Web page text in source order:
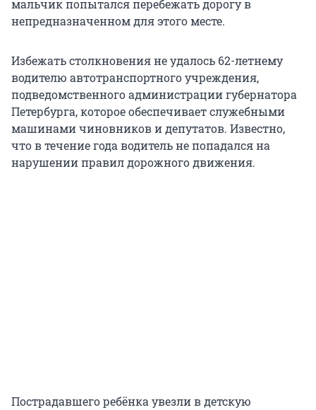
мальчик попытался перебежать дорогу в
непредназначенном для этого месте.
Избежать столкновения не удалось 62-летнему
водителю автотранспортного учреждения,
подведомственного администрации губернатора
Петербурга, которое обеспечивает служебными
машинами чиновников и депутатов. Известно,
что в течение года водитель не попадался на
нарушении правил дорожного движения.
Пострадавшего ребёнка увезли в детскую